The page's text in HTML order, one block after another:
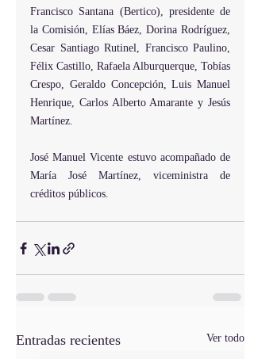
Francisco Santana (Bertico), presidente de
la Comisión, Elías Báez, Dorina Rodríguez,
Cesar Santiago Rutinel, Francisco Paulino,
Félix Castillo, Rafaela Alburquerque, Tobías
Crespo, Geraldo Concepción, Luis Manuel
Henrique, Carlos Alberto Amarante y Jesús
Martínez.
José Manuel Vicente estuvo acompañado de
María José Martínez, viceministra de
créditos públicos.
Entradas recientes Ver todo